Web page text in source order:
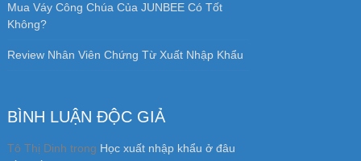
Mua Váy Công Chúa Của JUNBEE Có Tốt
Không?
Review Nhân Viên Chứng Từ Xuất Nhập Khẩu
BÌNH LUẬN ĐỘC GIẢ
Tô Thị Dinh trong Học xuất nhập khẩu ở đâu